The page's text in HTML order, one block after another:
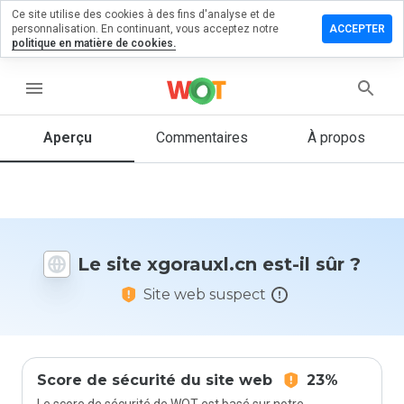
menu
Aperçu Commentaires À propos
Le site xgorauxl.cn est-il sûr ?
Site web suspect
Score de sécurité du site web 23%
un
1 et 5
vous à ce
site ?
Ce site utilise des cookies à des fins d'analyse et de
personnalisation. En continuant, vous acceptez notre
politique en matière de cookies.
ACCEPTER